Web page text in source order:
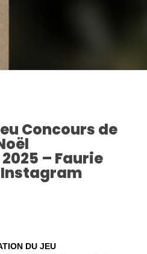
Concours de
– Faurie
DU JEU